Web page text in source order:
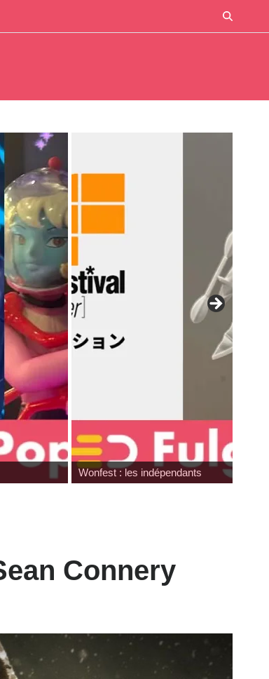
Pocket Fighter
Connery